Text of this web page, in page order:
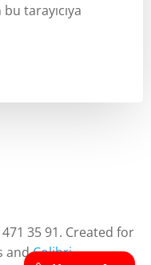
tarayıcıya
35 91. Created for
andColibri